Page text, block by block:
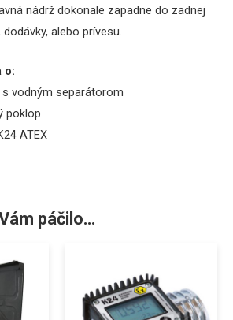
nádrž dokonale zapadne do zadnej
alebo prívesu.
o:
vodným separátorom
poklop
ATEX
páčilo…